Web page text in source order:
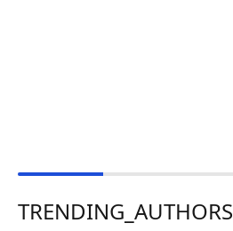
TRENDING_AUTHORS